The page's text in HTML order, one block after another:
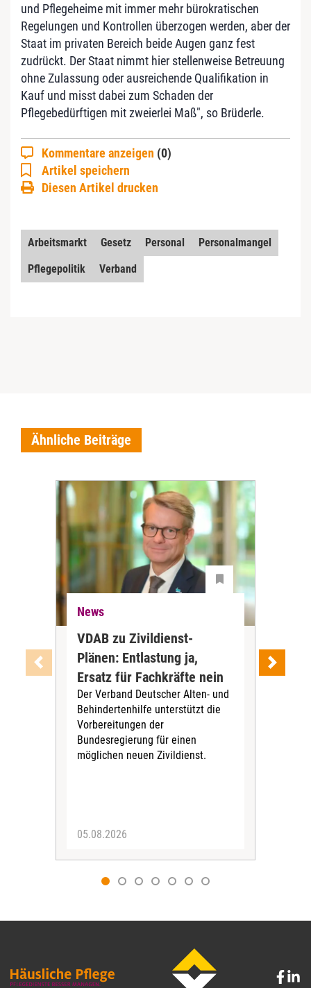
und Pflegeheime mit immer mehr bürokratischen
Regelungen und Kontrollen überzogen werden, aber der
Staat im privaten Bereich beide Augen ganz fest
zudrückt. Der Staat nimmt hier stellenweise Betreuung
ohne Zulassung oder ausreichende Qualifikation in
Kauf und misst dabei zum Schaden der
Pflegebedürftigen mit zweierlei Maß", so Brüderle.
Kommentare anzeigen (0)
Artikel speichern
Diesen Artikel drucken
Arbeitsmarkt Gesetz Personal
Personalmangel
Pflegepolitik
Verband
Ähnliche Beiträge
News
VDAB zu Zivildienst-
Plänen: Entlastung ja,
Ersatz für Fachkräfte nein
Der Verband Deutscher Alten- und
Behindertenhilfe unterstützt die
Vorbereitungen der
Bundesregierung für einen
möglichen neuen Zivildienst.
05.08.2026